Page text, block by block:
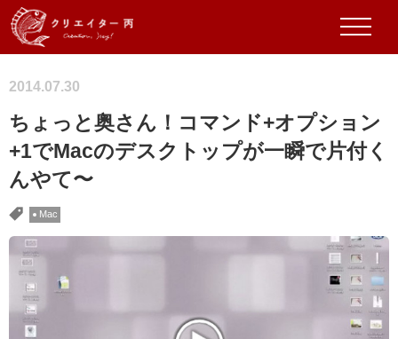
2014.07.30
ちょっと奥さん！コマンド+オプション
+1でMacのデスクトップが一瞬で片付く
んやて〜
Mac